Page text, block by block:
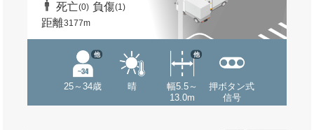
死亡(0) 負傷(1)
距離3177m
25～34歳
他
晴
幅5.5～
13.0m
他
押ボタン式
信号